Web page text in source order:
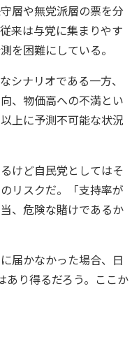
層や無党派層の票を分
来は与党に集まりやす
を困難にしている。
シナリオである一方、
、物価高への不満とい
上に予測不可能な状況
けど自民党としてはそ
リスクだ。「支持率が
、危険な賭けであるか
届かなかった場合、日
あり得るだろう。ここか